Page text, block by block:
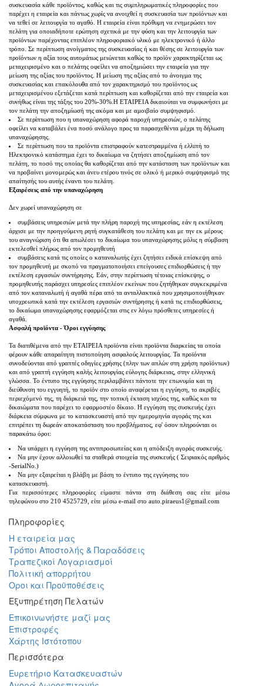
συσκευασία κάθε προϊόντος, καθώς και τις συμπληρωματικές πληροφορίες που
παρέχει η εταιρεία και πάντως χωρίς να ανοιχθεί η συσκευασία των προϊόντων και
να τεθεί σε λειτουργία το αγαθό. Η εταιρεία είναι πρόθυμη να ενημερώσει τον
πελάτη για οποιαδήποτε ερώτηση σχετικά με την φύση και την λειτουργία των
προϊόντων παρέχοντας επιπλέον πληροφοριακό υλικό με ηλεκτρονικό ή άλλο
τρόπο. Σε περίπτωση ανοίγματος της συσκευασίας ή και θέσης σε λειτουργία των
προϊόντων η αξία τους αυτομάτως μειώνεται καθώς το προϊόν χαρακτηρίζεται ως
μεταχειρισμένο και ο πελάτης οφείλει να αποζημιώσει την εταιρεία για την
μείωση της αξίας του προϊόντος. Η μείωση της αξίας από το άνοιγμα της
συσκευασίας και επακόλουθα από τον χαρακτηρισμό του προϊόντος ως
μεταχειρισμένου εξετάζεται κατά περίπτωση και καθορίζεται από την εταιρεία και
συνήθως είναι της τάξης του 20%-30%.Η ΕΤΑΙΡΕΙΑ δικαιούται να συμφωνήσει με
τον πελάτη την αποζημίωσή της ακόμα και με αμοιβαίο συμψηφισμό.
Σε περίπτωση που η υπαναχώρηση αφορά παροχή υπηρεσιών, ο πελάτης
οφείλει να καταβάλει ένα ποσό ανάλογο προς τα παρασχεθέντα μέχρι τη δήλωση
υπαναχώρησης.
Σε περίπτωση που τα προϊόντα επιστραφούν κατεστραμμένα ή ελλιπή το
Ηλεκτρονικό κατάστημα έχει το δικαίωμα να ζητήσει αποζημίωση από τον
πελάτη, το ποσό της οποίας θα καθορίζεται από την κατάσταση των προϊόντων και
να προβαίνει μονομερώς και άνευ ετέρου τινός σε ολικό ή μερικό συμψηφισμό της
απαίτησής του αυτής έναντι του πελάτη.
Εξαιρέσεις από την υπαναχώρηση
Δεν χωρεί υπαναχώρηση σε
συμβάσεις υπηρεσιών μετά την πλήρη παροχή της υπηρεσίας, εάν η εκτέλεση
άρχισε με την προηγούμενη ρητή συγκατάθεση του πελάτη και με την εκ μέρους
του αναγνώριση ότι θα απωλέσει το δικαίωμα του υπαναχώρησης μόλις η σύμβαση
εκτελεσθεί πλήρως από τον προμηθευτή
συμβάσεις κατά τις οποίες ο καταναλωτής έχει ζητήσει ειδικά επίσκεψη από
τον προμηθευτή με σκοπό να πραγματοποιήσει επείγουσες επιδιορθώσεις ή την
εκτέλεση εργασιών συντήρησης. Εάν, στην περίπτωση τέτοιας επίσκεψης, ο
προμηθευτής παράσχει υπηρεσίες επιπλέον εκείνων που ζητήθηκαν συγκεκριμένα
από τον καταναλωτή ή αγαθά πέρα από τα ανταλλακτικά που χρησιμοποιήθηκαν
υποχρεωτικά κατά την εκτέλεση εργασιών συντήρησης ή κατά τις επιδιορθώσεις,
το δικαίωμα υπαναχώρησης εφαρμόζεται στις εν λόγω πρόσθετες υπηρεσίες ή
αγαθά.
Ασφαλή προϊόντα - Όροι εγγύησης
Τα διατιθέμενα από την ΕΤΑΙΡΕΙΑ προϊόντα είναι προϊόντα διαρκείας τα οποία
φέρουν κάθε απαραίτητη πιστοποίηση ασφαλούς λειτουργίας. Τα προϊόντα
συνοδεύονται από γραπτές οδηγίες χρήσης (πλην των απλών στη χρήση προϊόντων)
και από γραπτή εγγύηση καλής λειτουργίας εύλογης διάρκειας, στην ελληνική
γλώσσα. Το έντυπο της εγγύησης περιλαμβάνει πάντοτε την επωνυμία και τη
διεύθυνση του εγγυητή, το προϊόν στο οποίο αναφέρεται η εγγύηση, το ακριβές
περιεχόμενό της, τη διάρκειά της, την τοπική έκταση ισχύος της, καθώς και τα
δικαιώματα που παρέχει το εφαρμοστέο δίκαιο. Η εγγύηση της συσκευής έχει
διάρκεια σύμφωνα με το κατασκευαστή από την ημερομηνία αγοράς της και
επιτρέπει τη δωρεάν αποκατάσταση του προβλήματος, εφ' όσον πληρούνται οι
παρακάτω όροι:
Να υπάρχει η εγγύηση της αντιπροσωπείας και η απόδειξη αγοράς συσκευής.
Να μην έχουν αλλοιωθεί τα σταθερά στοιχεία της συσκευής ( Σειριακός αριθμός
-SerialNo.)
Να μην εξαιρείται η βλάβη με βάση το έντυπο της εγγύησης του
κατασκευαστή.
Για περισσότερες πληροφορίες είμαστε πάντα στη διάθεση σας είτε μέσω
τηλεφώνου στο 210 4525729, είτε μέσω e-mail στο auto.piraeus1@gmail.com
Πληροφορίες
Η εταιρεία μας
Τρόποι Αποστολής & Παραδόσεις
Τραπεζικοί Λογαριασμοί
Πολιτική απορρήτου
Οροι και Προϋποθέσεις
Εξυπηρέτηση Πελατών
Επικοινωνήστε μαζί μας
Επιστροφές
Χάρτης Ιστότοπου
Περισσότερα
Ευρετήριο Κατασκευαστών